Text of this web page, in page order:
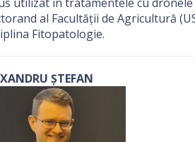
al Facultății de Agricultură
Fitopatologie.
ȘTEFAN